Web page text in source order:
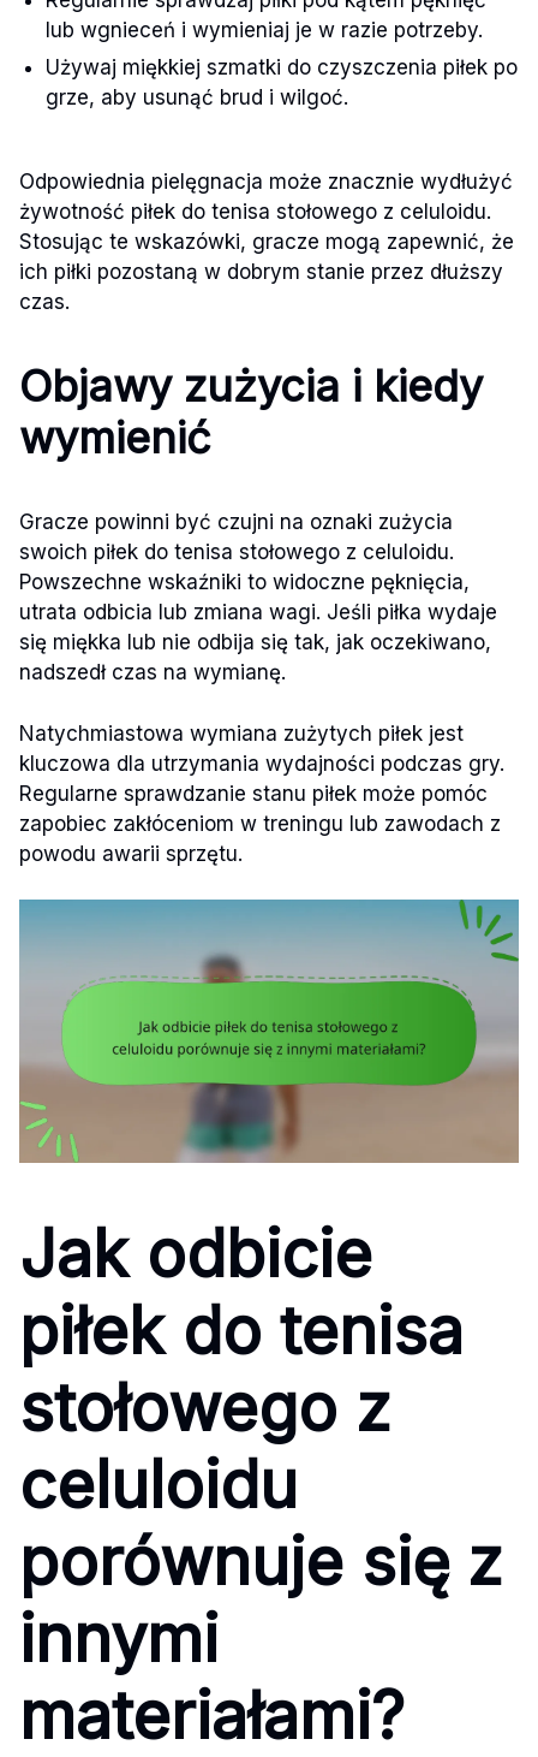
lub wgnieceń i wymieniaj je w razie potrzeby.
Używaj miękkiej szmatki do czyszczenia piłek po
grze, aby usunąć brud i wilgoć.
Odpowiednia pielęgnacja może znacznie wydłużyć
żywotność piłek do tenisa stołowego z celuloidu.
Stosując te wskazówki, gracze mogą zapewnić, że
ich piłki pozostaną w dobrym stanie przez dłuższy
czas.
Objawy zużycia i kiedy
wymienić
Gracze powinni być czujni na oznaki zużycia
swoich piłek do tenisa stołowego z celuloidu.
Powszechne wskaźniki to widoczne pęknięcia,
utrata odbicia lub zmiana wagi. Jeśli piłka wydaje
się miękka lub nie odbija się tak, jak oczekiwano,
nadszedł czas na wymianę.
Natychmiastowa wymiana zużytych piłek jest
kluczowa dla utrzymania wydajności podczas gry.
Regularne sprawdzanie stanu piłek może pomóc
zapobiec zakłóceniom w treningu lub zawodach z
powodu awarii sprzętu.
Jak odbicie
piłek do tenisa
stołowego z
celuloidu
porównuje się z
innymi
materiałami?